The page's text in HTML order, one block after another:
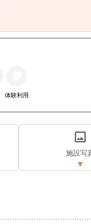
体験利用
施設写